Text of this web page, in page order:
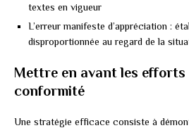
textes en vigueur
L’erreur manifeste d’appréciation :
disproportionnée au regard de la
Mettre en avant les efforts
conformité
Une stratégie efficace consiste à